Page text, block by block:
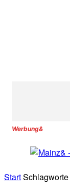
Werbung&
StartSchlagworte